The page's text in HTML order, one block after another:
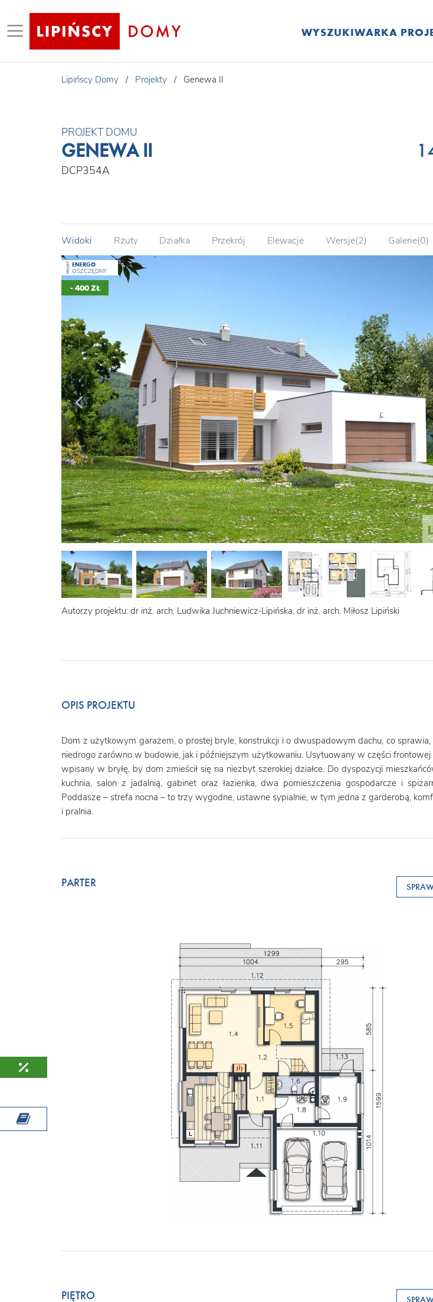
WYSZUKIWARKA
Lipińscy Domy / Projekty / Genewa II
PROJEKT DOMU
GENEWA II
DCP354A
Widoki Rzuty Działka Przekrój Elewacje Wersje(2) Galerie(0)
PROJEKT ENERGO
OSZCZĘDNY
- 400 ZŁ
Autorzy projektu: dr inż. arch. Ludwika Juchniewicz-Lipińska, dr inż. arch. Miłosz Lipiński
OPIS PROJEKTU
Dom z użytkowym garażem, o prostej bryle, konstrukcji i o dwuspadowym dachu, co
niedrogo zarówno w budowie, jak i późniejszym użytkowaniu. Usytuowany w części frontowej
wpisany w bryłę, by dom zmieścił się na niezbyt szerokiej działce. Do dyspozycji
kuchnia, salon z jadalnią, gabinet oraz łazienka, dwa pomieszczenia gospodarcze i
Poddasze – strefa nocna – to trzy wygodne, ustawne sypialnie, w tym jedna z garderobą,
i pralnia.
PARTER
PIĘTRO